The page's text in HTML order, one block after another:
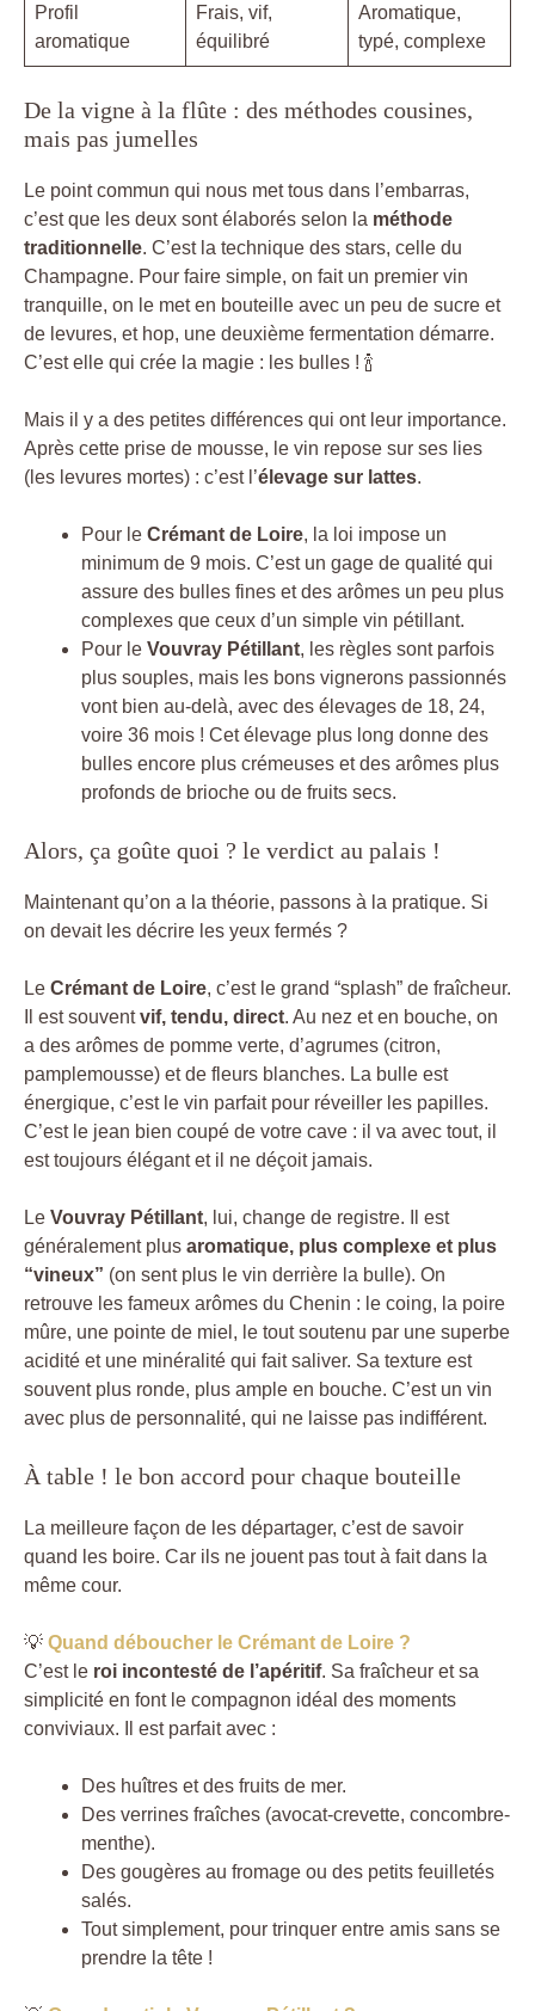
Profil
aromatique
Frais, vif,
équilibré
Aromatique,
typé, complexe
De la vigne à la flûte : des méthodes cousines,
mais pas jumelles
Le point commun qui nous met tous dans l’embarras,
c’est que les deux sont élaborés selon la méthode
traditionnelle. C’est la technique des stars, celle du
Champagne. Pour faire simple, on fait un premier vin
tranquille, on le met en bouteille avec un peu de sucre et
de levures, et hop, une deuxième fermentation démarre.
C’est elle qui crée la magie : les bulles ! 🍾
Mais il y a des petites différences qui ont leur importance.
Après cette prise de mousse, le vin repose sur ses lies
(les levures mortes) : c’est l’élevage sur lattes.
Pour le Crémant de Loire, la loi impose un
minimum de 9 mois. C’est un gage de qualité qui
assure des bulles fines et des arômes un peu plus
complexes que ceux d’un simple vin pétillant.
Pour le Vouvray Pétillant, les règles sont parfois
plus souples, mais les bons vignerons passionnés
vont bien au-delà, avec des élevages de 18, 24,
voire 36 mois ! Cet élevage plus long donne des
bulles encore plus crémeuses et des arômes plus
profonds de brioche ou de fruits secs.
Alors, ça goûte quoi ? le verdict au palais !
Maintenant qu’on a la théorie, passons à la pratique. Si
on devait les décrire les yeux fermés ?
Le Crémant de Loire, c’est le grand “splash” de fraîcheur.
Il est souventvif, tendu, direct. Au nez et en bouche, on
a des arômes de pomme verte, d’agrumes (citron,
pamplemousse) et de fleurs blanches. La bulle est
énergique, c’est le vin parfait pour réveiller les papilles.
C’est le jean bien coupé de votre cave : il va avec tout, il
est toujours élégant et il ne déçoit jamais.
Le Vouvray Pétillant, lui, change de registre. Il est
généralement plus aromatique, plus complexe et plus
“vineux” (on sent plus le vin derrière la bulle). On
retrouve les fameux arômes du Chenin : le coing, la poire
mûre, une pointe de miel, le tout soutenu par une superbe
acidité et une minéralité qui fait saliver. Sa texture est
souvent plus ronde, plus ample en bouche. C’est un vin
avec plus de personnalité, qui ne laisse pas indifférent.
À table ! le bon accord pour chaque bouteille
La meilleure façon de les départager, c’est de savoir
quand les boire. Car ils ne jouent pas tout à fait dans la
même cour.
💡 Quand déboucher le Crémant de Loire ?
C’est le roi incontesté de l’apéritif. Sa fraîcheur et sa
simplicité en font le compagnon idéal des moments
conviviaux. Il est parfait avec :
Des huîtres et des fruits de mer.
Des verrines fraîches (avocat-crevette, concombre-
menthe).
Des gougères au fromage ou des petits feuilletés
salés.
Tout simplement, pour trinquer entre amis sans se
prendre la tête !